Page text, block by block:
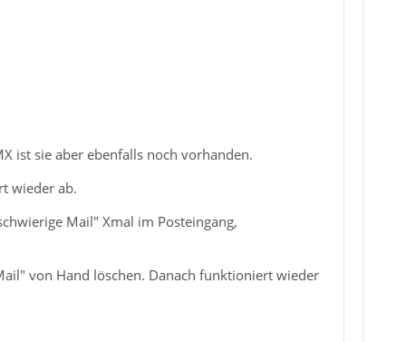
ist sie aber ebenfalls noch vorhanden.
wieder ab.
Mail" Xmal im Posteingang,
von Hand löschen. Danach funktioniert wieder